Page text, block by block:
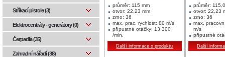
průměr: 115 mm
otvor: 22,23 mm
zrno: 36
max. prac. rychlost: 80 m/s
přípustné otáčky: 13 300
/min.
rozměry v mm: 115x22,23
jednotka balení: 10 ks
min. množství: 10 ks
Další informace o produktu
průměr:
otvor: 22,23
zrno: 36
max.
m/s
přípustné
1/min
rozměry v
jednotka
Další
Stříkací pistole (3)
Elektrocentrály - generátory (0)
Čerpadla (35)
Zahradní nářadí (38)